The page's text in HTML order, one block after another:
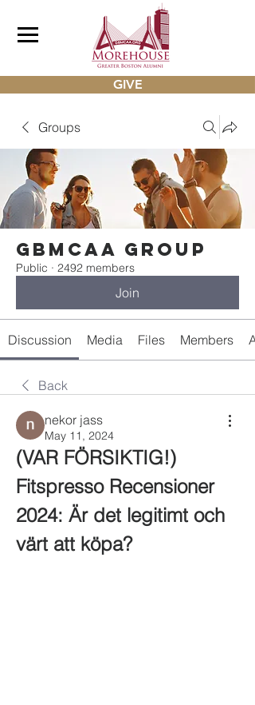
GIVE
Groups
gbmcaa Group
Public · 2492 members
Join
Discussion Media Files Members
Back
nekor jass
May 11, 2024
(VAR FÖRSIKTIG!)
Fitspresso Recensioner
2024: Är det legitimt och
värt att köpa?